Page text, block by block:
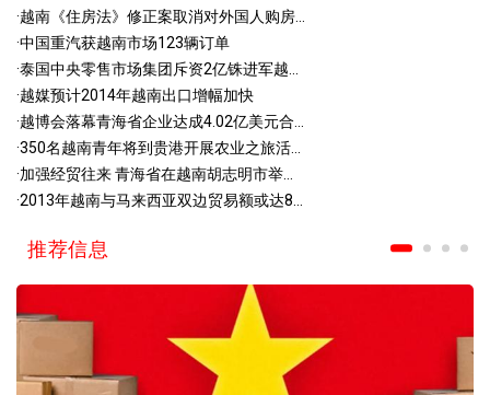
·越南《住房法》修正案取消对外国人购房...
·中国重汽获越南市场123辆订单
·泰国中央零售市场集团斥资2亿铢进军越...
·越媒预计2014年越南出口增幅加快
·越博会落幕青海省企业达成4.02亿美元合...
·350名越南青年将到贵港开展农业之旅活...
·加强经贸往来 青海省在越南胡志明市举...
·2013年越南与马来西亚双边贸易额或达8...
推荐信息